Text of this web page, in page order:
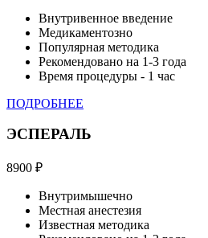
Внутривенное введение
Медикаментозно
Популярная методика
Рекомендовано на 1-3 года
Время процедуры - 1 час
ПОДРОБНЕЕ
ЭСПЕРАЛЬ
8900 ₽
Внутримышечно
Местная анестезия
Известная методика